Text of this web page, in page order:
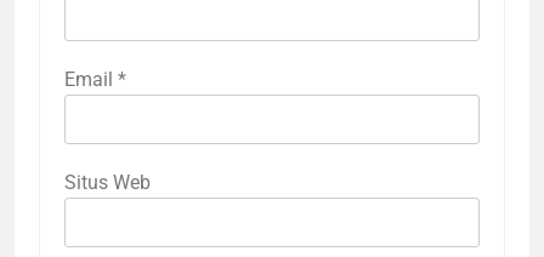
Email *
Situs Web